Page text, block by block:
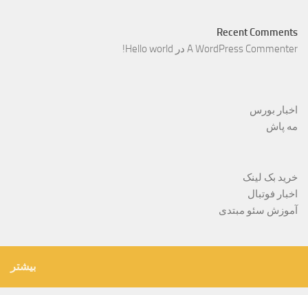
Recent Comments
A WordPress Commenter در Hello world!
اخبار بورس
مه پاش
خرید بک لینک
اخبار فوتبال
آموزش سئو مبتدی
بیشتر